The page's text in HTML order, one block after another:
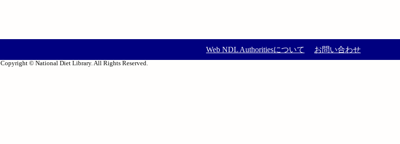
Web NDL Authoritiesについて お問い合わせ
Copyright © National Diet Library. All Rights Reserved.